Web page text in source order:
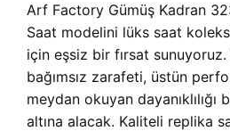
Arf Factory Gümüş Kadran
Saat modelini lüks saat
için eşsiz bir fırsat
bağımsız zarafeti, üstün
meydan okuyan
altına alacak. Kaliteli replika